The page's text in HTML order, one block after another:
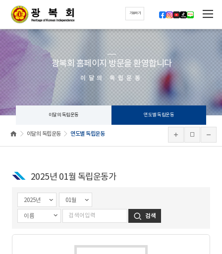
기부하기
광복회 홈페이지 방문을 환영합니다
이달의 독립운동
이달의 독립운동 연도별 독립운동
이달의 독립운동 연도별 독립운동
2025년 01월 독립운동가
검색